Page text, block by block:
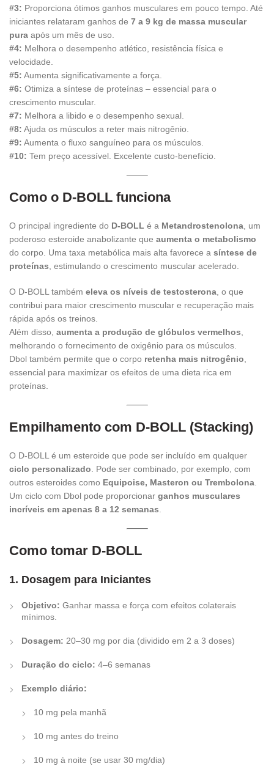
#3: Proporciona ótimos ganhos musculares em pouco tempo. Até
iniciantes relataram ganhos de 7 a 9 kg de massa muscular
pura após um mês de uso.
#4: Melhora o desempenho atlético, resistência física e
velocidade.
#5: Aumenta significativamente a força.
#6: Otimiza a síntese de proteínas – essencial para o
crescimento muscular.
#7: Melhora a libido e o desempenho sexual.
#8: Ajuda os músculos a reter mais nitrogênio.
#9: Aumenta o fluxo sanguíneo para os músculos.
#10: Tem preço acessível. Excelente custo-benefício.
Como o D-BOLL funciona
O principal ingrediente do D-BOLL é a Metandrostenolona , um
poderoso esteroide anabolizante que aumenta o metabolismo
do corpo. Uma taxa metabólica mais alta favorece a síntese de
proteínas , estimulando o crescimento muscular acelerado.
O D-BOLL também eleva os níveis de testosterona , o que
contribui para maior crescimento muscular e recuperação mais
rápida após os treinos.
Além disso, aumenta a produção de glóbulos vermelhos
melhorando o fornecimento de oxigênio para os músculos.
Dbol também permite que o corpo retenha mais nitrogênio
essencial para maximizar os efeitos de uma dieta rica em
proteínas.
Empilhamento com D-BOLL (Stacking)
O D-BOLL é um esteroide que pode ser incluído em qualquer
ciclo personalizado . Pode ser combinado, por exemplo, com
outros esteroides como Equipoise, Masteron ou Trembolona
Um ciclo com Dbol pode proporcionar ganhos musculares
incríveis em apenas 8 a 12 semanas
Como tomar D-BOLL
1. Dosagem para Iniciantes
Objetivo: Ganhar massa e força com efeitos colaterais
mínimos.
Dosagem: 20–30 mg por dia (dividido em 2 a 3 doses)
Duração do ciclo: 4–6 semanas
Exemplo diário:
10 mg pela manhã
10 mg antes do treino
10 mg à noite (se usar 30 mg/dia)